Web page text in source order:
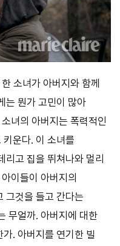
소녀가 아버지와 함께
는 뭔가 고민이 많아
녀의 아버지는 폭력적인
운다. 이 소녀를
리고 집을 뛰쳐나와 멀리
이들이 아버지의
그것을 들고 간다는
무얼까. 아버지에 대한
. 아버지를 연기한 빌